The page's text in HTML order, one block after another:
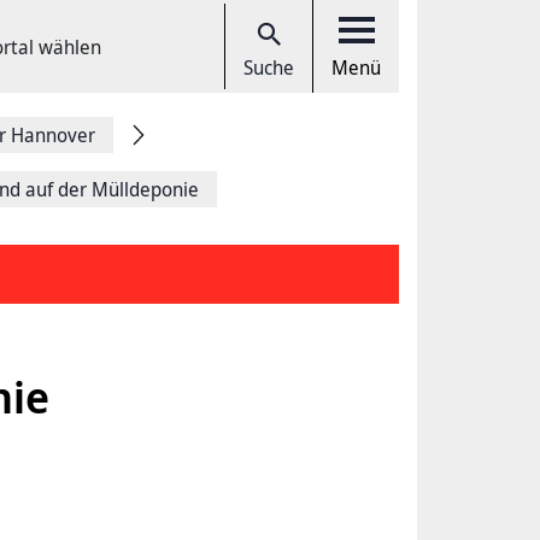
wählen
Suche Menü
Hannover
auf der Mülldeponie